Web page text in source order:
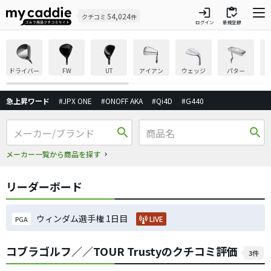
クチコミ 54,024件 login
ログイン
inventory
新規登録
ドライバー FW UT アイアン ウェッジ パター
急上昇ワード #JPX ONE #ONOFF AKA #Qi4D #G440
search
メーカー一覧から商品を探す
search
リーダーボード
PGA ウィンダム選手権 1日目 LIVE
コブラゴルフ／／TOUR Trustyのクチコミ評価 3件